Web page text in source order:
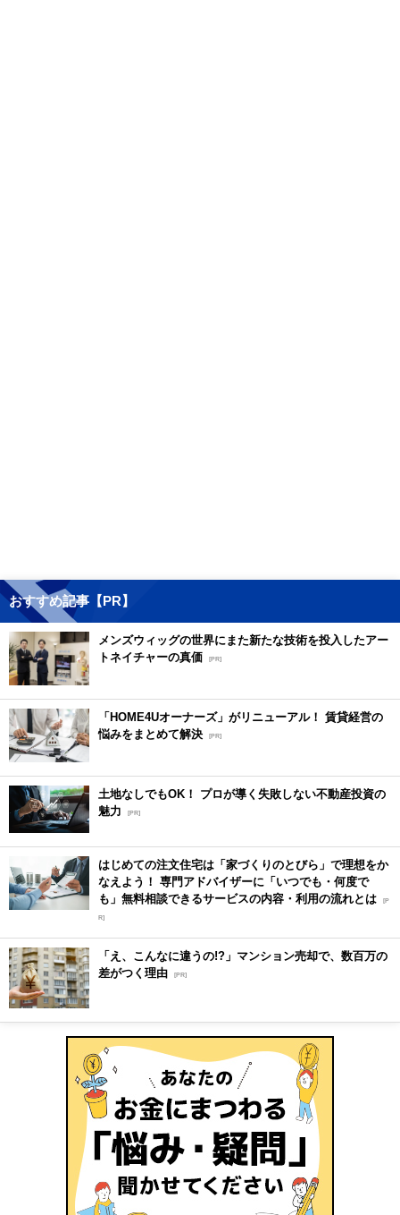
おすすめ記事【PR】
メンズウィッグの世界にまた新たな技術を投入したアー
トネイチャーの真価
[PR]
「HOME4Uオーナーズ」がリニューアル！ 賃貸経営の
悩みをまとめて解決 [PR]
土地なしでもOK！ プロが導く失敗しない不動産投資の
魅力
[PR]
はじめての注文住宅は「家づくりのとびら」で理想をか
なえよう！ 専門アドバイザーに「いつでも・何度で
も」無料相談できるサービスの内容・利用の流れとは [P
R]
「え、こんなに違うの!?」マンション売却で、数百万の
差がつく理由 [PR]